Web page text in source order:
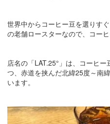
世界中からコーヒー豆を選りす
の老舗ロースターなので、コーヒ
店名の「LAT.25°」は、コーヒ
つ、赤道を挟んだ北緯25度～南
います。